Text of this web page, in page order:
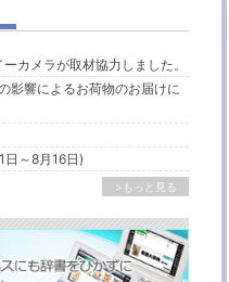
カメラが取材協力しました。
影響によるお荷物のお届けに
日～8月16日)
>もっと見る